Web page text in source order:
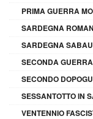
PRIMA GUERRA
SARDEGNA
SARDEGNA
SECONDA
SECONDO
SESSANTOTTO IN
VENTENNIO